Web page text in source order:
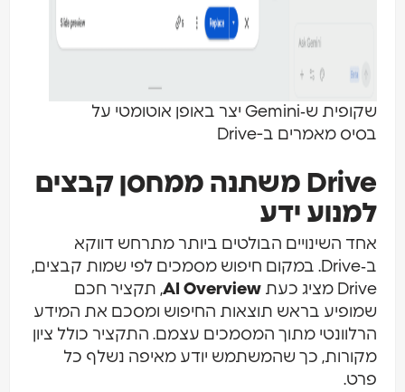
שקופית ש‑Gemini יצר באופן אוטומטי על
בסיס מאמרים ב-Drive
Drive משתנה ממחסן קבצים
למנוע ידע
אחד השינויים הבולטים ביותר מתרחש דווקא
ב‑Drive. במקום חיפוש מסמכים לפי שמות קבצים,
Drive מציג כעת
AI Overview, תקציר חכם
שמופיע בראש תוצאות החיפוש ומסכם את המידע
הרלוונטי מתוך המסמכים עצמם. התקציר כולל ציון
מקורות, כך שהמשתמש יודע מאיפה נשלף כל
פרט.